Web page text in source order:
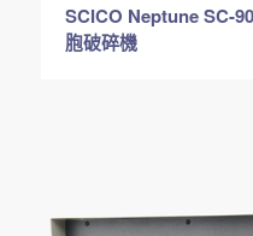
SCICO Neptune SC-
胞破碎機